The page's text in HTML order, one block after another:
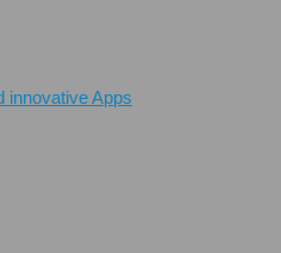
innovative Apps